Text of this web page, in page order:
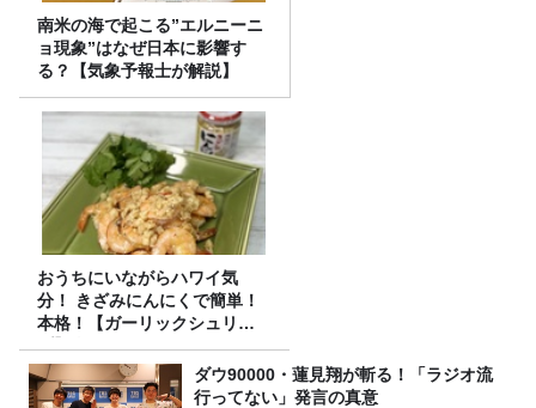
南米の海で起こる”エルニーニ
ョ現象”はなぜ日本に影響す
る？【気象予報士が解説】
おうちにいながらハワイ気
分！ きざみにんにくで簡単！
本格！【ガーリックシュリン
プ】 桃屋のかんたんレシピ
ダウ90000・蓮見翔が斬る！「ラジオ流
行ってない」発言の真意